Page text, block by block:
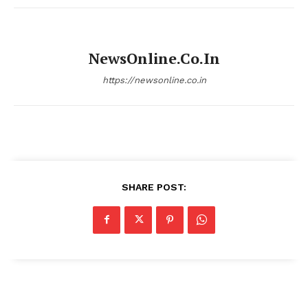
NewsOnline.co.in
https://newsonline.co.in
SHARE POST: